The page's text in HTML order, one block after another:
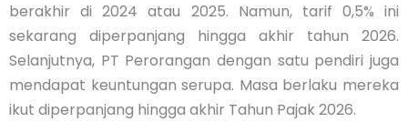
berakhir di 2024 atau 2025. Namun, tarif 0,5% ini
sekarang diperpanjang hingga akhir tahun 2026.
Selanjutnya, PT Perorangan dengan satu pendiri juga
mendapat keuntungan serupa. Masa berlaku mereka
ikut diperpanjang hingga akhir Tahun Pajak 2026.